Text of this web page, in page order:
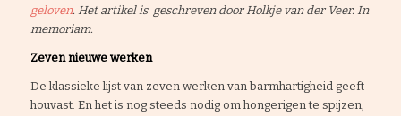
geloven. Het artikel is geschreven door Holkje van der Veer. In
memoriam.
Zeven nieuwe werken
De klassieke lijst van zeven werken van barmhartigheid geeft
houvast. En het is nog steeds nodig om hongerigen te spijzen,